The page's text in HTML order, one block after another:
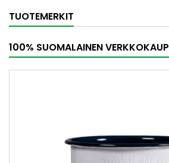
TUOTEMERKIT
100% SUOMALAINEN